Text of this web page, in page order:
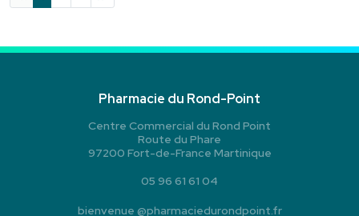
Pharmacie du Rond-Point
Centre Commercial du Rond Point
Route du Phare
97200 Fort-de-France Martinique
05 96 61 61 04
bienvenue @pharmaciedurondpoint.fr